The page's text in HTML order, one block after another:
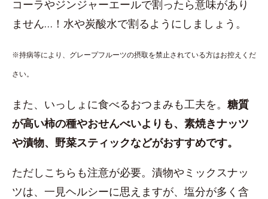
コーラやジンジャーエールで割ったら意味があり
ません…！水や炭酸水で割るようにしましょう。
※持病等により、グレープフルーツの摂取を禁止されている方はお控えくだ
さい。
また、いっしょに食べるおつまみも工夫を。 糖質
が高い柿の種やおせんべいよりも、素焼きナッツ
や漬物、野菜スティックなどがおすすめです。
ただしこちらも注意が必要。漬物やミックスナッ
ツは、一見ヘルシーに思えますが、塩分が多く含